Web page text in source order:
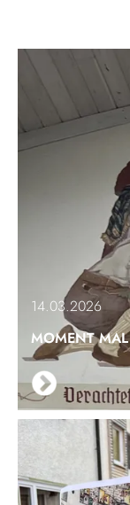
14.03.2026
MOMENT